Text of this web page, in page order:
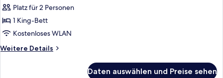
Schlafzimmer,
Stadtblick
anzeigen
Platz für 2 Personen
1 King-Bett
Kostenloses WLAN
Weitere Details
Weitere
Daten auswählen und Preise sehen